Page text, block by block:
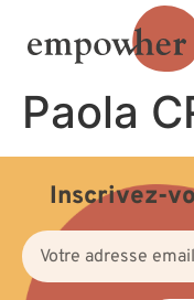
Paola
Inscrivez-